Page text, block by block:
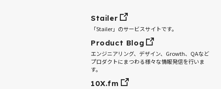
Stailer
「Stailer」のサービスサイトです。
Product Blog
エンジニアリング、デザイン、Growth、QAなど
プロダクトにまつわる様々な情報発信を行いま
す。
10X.fm